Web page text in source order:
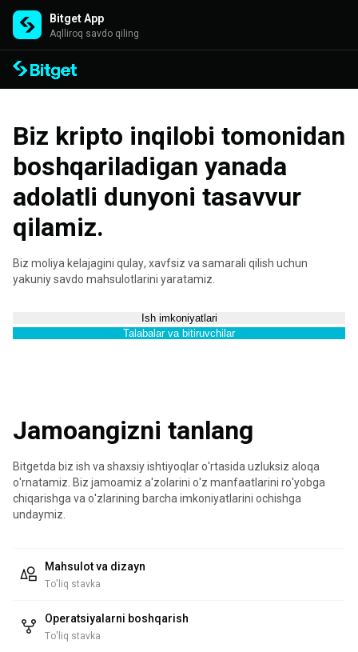
Bitget App
Aqlliroq savdo qiling
Biz kripto inqilobi tomonidan
boshqariladigan yanada
adolatli dunyoni tasavvur
qilamiz.
Biz moliya kelajagini qulay, xavfsiz va samarali qilish uchun
yakuniy savdo mahsulotlarini yaratamiz.
Ish imkoniyatlari
Talabalar va bitiruvchilar
Jamoangizni tanlang
Bitgetda biz ish va shaxsiy ishtiyoqlar o'rtasida uzluksiz aloqa
o'rnatamiz. Biz jamoamiz a'zolarini o'z manfaatlarini ro'yobga
chiqarishga va o'zlarining barcha imkoniyatlarini ochishga
undaymiz.
Mahsulot va dizayn
To'liq stavka
Operatsiyalarni boshqarish
To'liq stavka